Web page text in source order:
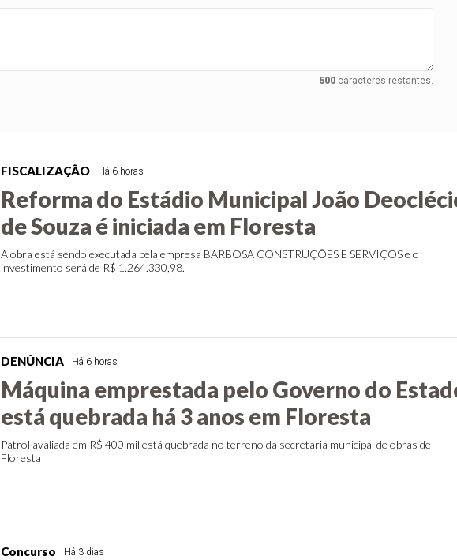
500caracteres restantes.
FISCALIZAÇÃO Há 6 horas
Reforma do Estádio Municipal João
de Souza é iniciada em Floresta
A obra está sendo executada pela empresa BARBOSA CONSTRUÇÕES E SERVIÇOS e o
investimento será de R$ 1.264.330,98.
DENÚNCIA Há 6 horas
Máquina emprestada pelo Governo do
está quebrada há 3 anos em Floresta
Patrol avaliada em R$ 400 mil está quebrada no terreno da secretaria municipal de obras de
Floresta
Concurso Há 3 dias